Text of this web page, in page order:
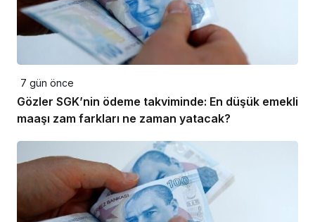
7 gün önce
Gözler SGK’nin ödeme takviminde: En düşük emekli
maaşı zam farkları ne zaman yatacak?